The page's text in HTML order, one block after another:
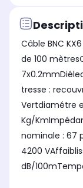
Câble BNC
de 100
tresse :
Vertdiamétre
Kg/
nominale : 67
4200
dB/